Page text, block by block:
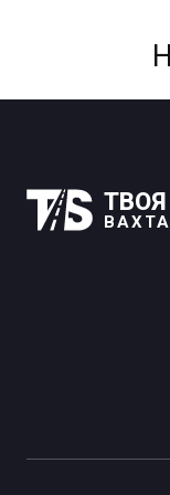
ТВОЯ
ВАХТА